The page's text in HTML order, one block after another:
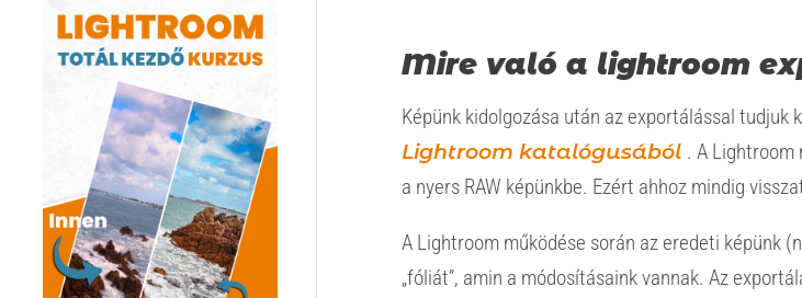
Mire való a lightroom
Képünk kidolgozása után az exportálással tudjuk
Lightroom katalógusából . A Lightroom
a nyers RAW képünkbe. Ezért ahhoz mindig
A Lightroom működése során az eredeti képünk
„fóliát”, amin a módosításaink vannak. Az